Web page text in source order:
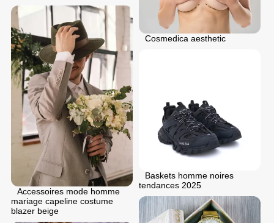
Cosmedica aesthetic
Accessoires mode homme
mariage capeline costume
blazer beige
Baskets homme noires
tendances 2025